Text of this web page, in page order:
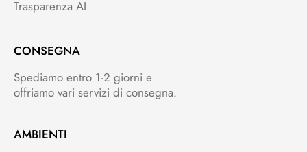
Trasparenza AI
CONSEGNA
Spediamo entro 1-2 giorni e
offriamo vari servizi di consegna.
AMBIENTI